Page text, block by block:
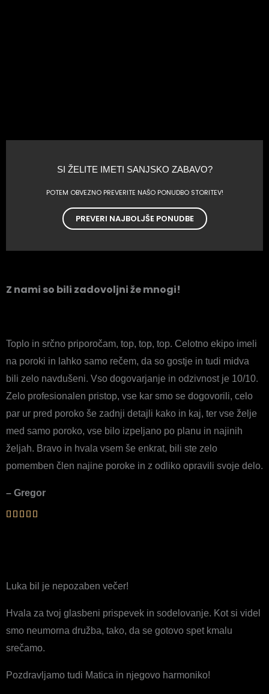
SI ŽELITE IMETI SANJSKO ZABAVO?
POTEM OBVEZNO PREVERITE NAŠO PONUDBO STORITEV!
PREVERI NAJBOLJŠE PONUDBE
Z nami so bili zadovoljni že mnogi!
Toplo in srčno priporočam, top, top, top. Celotno ekipo imeli
na poroki in lahko samo rečem, da so gostje in tudi midva
bili zelo navdušeni. Vso dogovarjanje in odzivnost je 10/10.
Zelo profesionalen pristop, vse kar smo se dogovorili, celo
par ur pred poroko še zadnji detajli kako in kaj, ter vse želje
med samo poroko, vse bilo izpeljano po planu in najinih
željah. Bravo in hvala vsem še enkrat, bili ste zelo
pomemben člen najine poroke in z odliko opravili svoje delo.
– Gregor
Luka bil je nepozaben večer!
Hvala za tvoj glasbeni prispevek in sodelovanje. Kot si videl
smo neumorna družba, tako, da se gotovo spet kmalu
srečamo.
Pozdravljamo tudi Matica in njegovo harmoniko!